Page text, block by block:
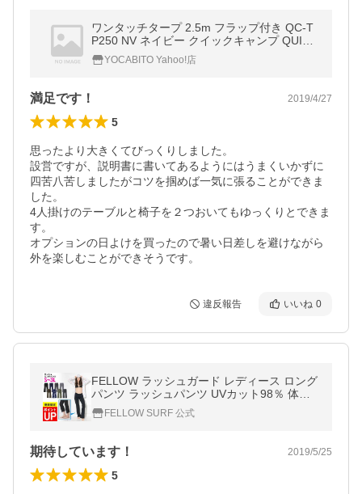
ワンタッチタープ 2.5m フラップ付き QC-T
P250 NV ネイビー クイックキャンプ QUICK
CAMP QCTARP キャンプ アウトドア ワンタ
ッチ タープ 250 簡単 送料無料
YOCABITO Yahoo!店
満足です！ 2019/4/27
5
思ったより大きくてびっくりしました。
設営ですが、説明書に書いてあるようにはうまくいかずに
四苦八苦しましたがコツを掴めば一気に張ることができま
した。
4人掛けのテーブルと椅子を２つおいてもゆっくりとできま
す。
オプションの日よけを買ったので暑い日差しを避けながら
外を楽しむことができそうです。
違反報告 いいね 0
FELLOW ラッシュガード レディース ロング
パンツ ラッシュパンツ UVカット98％ 体形
カバー 日焼け対策 ルームウェア
FELLOW SURF 公式
期待しています！ 2019/5/25
5